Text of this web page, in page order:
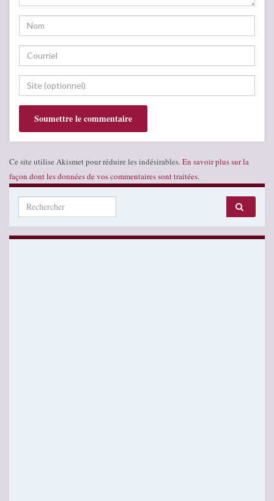
Ce site utilise Akismet pour réduire les indésirables. En savoir plus sur la
façon dont les données de vos commentaires sont traitées.
Search for: